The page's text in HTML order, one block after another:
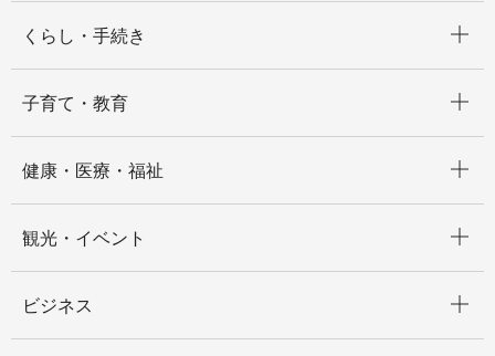
くらし・手続き
子育て・教育
健康・医療・福祉
観光・イベント
ビジネス